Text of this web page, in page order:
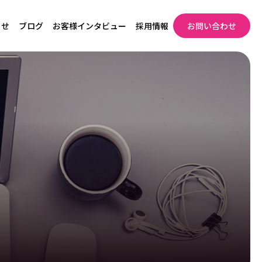
ブログ お客様インタビュー 採用情報 お問い合わせ